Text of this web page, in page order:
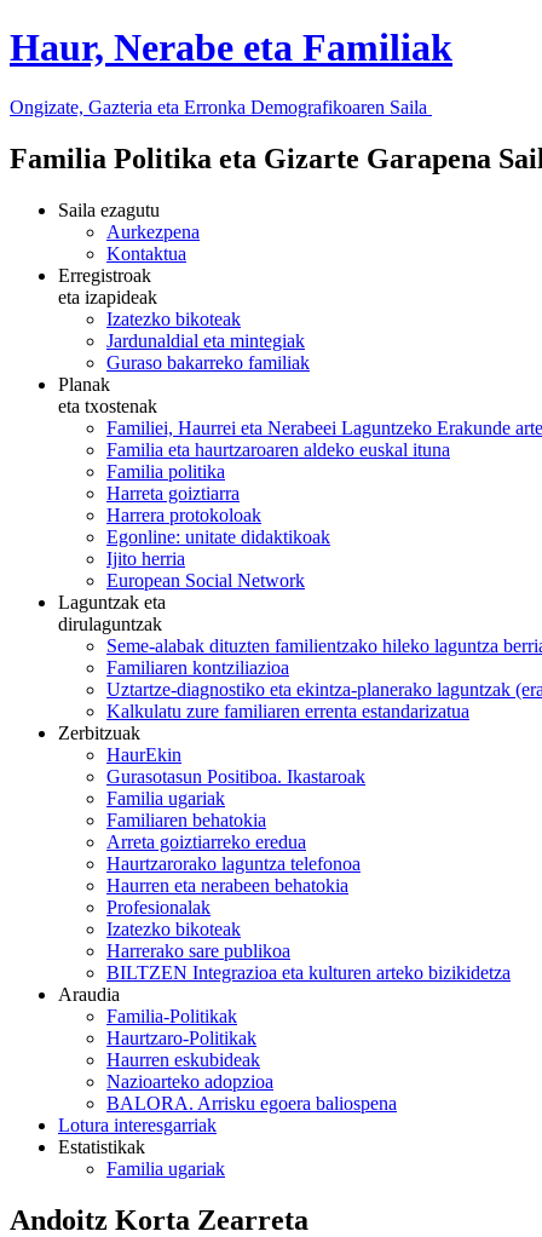
Haur, Nerabe eta Familiak
Ongizate, Gazteria eta Erronka Demografikoaren Saila
Familia Politika eta Gizarte Garapena
Saila ezagutu
Aurkezpena
Kontaktua
Erregistroak
eta izapideak
Izatezko bikoteak
Jardunaldial eta mintegiak
Guraso bakarreko familiak
Planak
eta txostenak
Familiei, Haurrei eta Nerabeei Laguntzeko Erakunde
Familia eta haurtzaroaren aldeko euskal ituna
Familia politika
Harreta goiztiarra
Harrera protokoloak
Egonline: unitate didaktikoak
Ijito herria
European Social Network
Laguntzak eta
dirulaguntzak
Seme-alabak dituzten familientzako hileko laguntza
Familiaren kontziliazioa
Uztartze-diagnostiko eta ekintza-planerako laguntzak
Kalkulatu zure familiaren errenta estandarizatua
Zerbitzuak
HaurEkin
Gurasotasun Positiboa. Ikastaroak
Familia ugariak
Familiaren behatokia
Arreta goiztiarreko eredua
Haurtzarorako laguntza telefonoa
Haurren eta nerabeen behatokia
Profesionalak
Izatezko bikoteak
Harrerako sare publikoa
BILTZEN Integrazioa eta kulturen arteko bizikidetza
Araudia
Familia-Politikak
Haurtzaro-Politikak
Haurren eskubideak
Nazioarteko adopzioa
BALORA. Arrisku egoera baliospena
Lotura interesgarriak
Estatistikak
Familia ugariak
Andoitz Korta Zearreta